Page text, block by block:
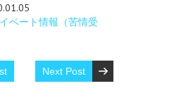
ベート情報（苦情受
Next Post